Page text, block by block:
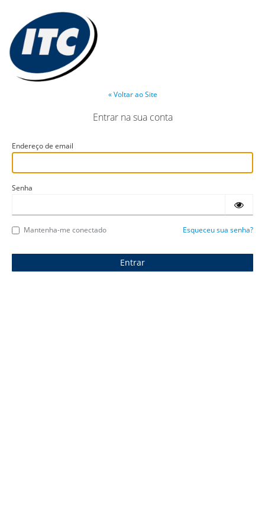
« Voltar ao Site
Entrar na sua conta
Endereço de email
Senha
Mantenha-me conectado Esqueceu sua senha?